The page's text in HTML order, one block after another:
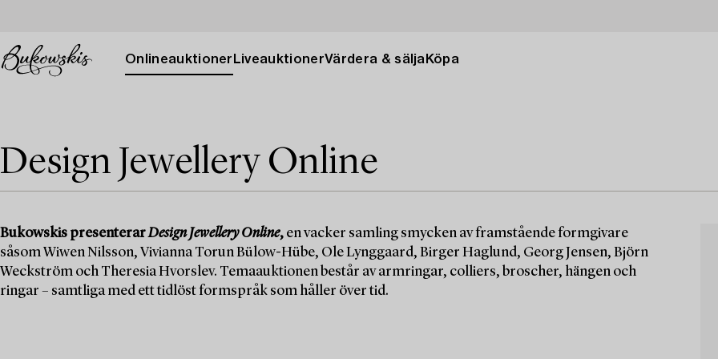
Onlineauktioner LiveauktionerVärdera & sälja Köpa
Design Jewellery Online
Bukowskis presenterarDesign Jewellery Online, en vacker samling smycken av framstående formgivare
såsom Wiwen Nilsson, Vivianna Torun Bülow-Hübe, Ole Lynggaard, Birger Haglund, Georg Jensen, Björn
Weckström och Theresia Hvorslev. Temaauktionen består av armringar, colliers, broscher, hängen och
ringar – samtliga med ett tidlöst formspråk som håller över tid.